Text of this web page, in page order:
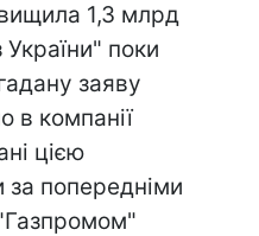
1,3 млрд
поки
заяву
в компанії
цією
за попередніми